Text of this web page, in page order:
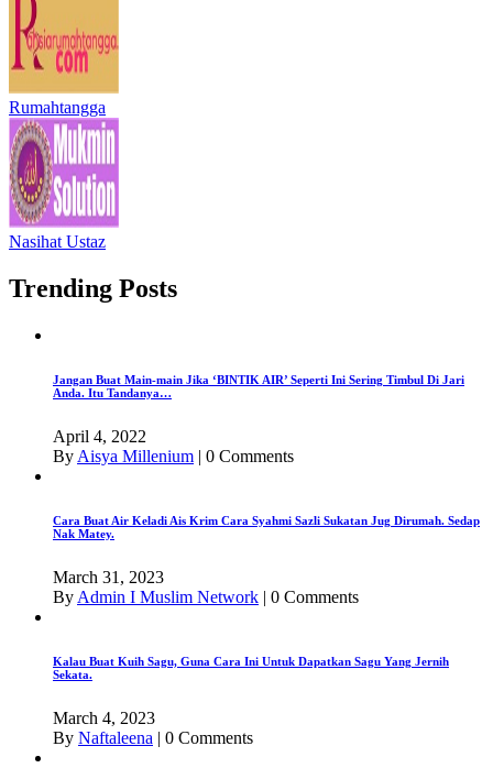
Rumahtangga
Nasihat Ustaz
Trending Posts
Jangan Buat Main-main Jika ‘BINTIK AIR’ Seperti Ini Sering Timbul Di Jari
Anda. Itu Tandanya…
April 4, 2022
By Aisya Millenium | 0 Comments
Cara Buat Air Keladi Ais Krim Cara Syahmi Sazli Sukatan Jug Dirumah. Sedap
Nak Matey.
March 31, 2023
By Admin I Muslim Network | 0 Comments
Kalau Buat Kuih Sagu, Guna Cara Ini Untuk Dapatkan Sagu Yang Jernih
Sekata.
March 4, 2023
By Naftaleena | 0 Comments